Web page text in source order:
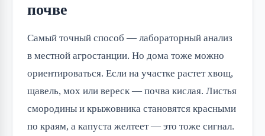
почве
Самый точный способ — лабораторный анализ
в местной агростанции. Но дома тоже можно
ориентироваться. Если на участке растет хвощ,
щавель, мох или вереск — почва кислая. Листья
смородины и крыжовника становятся красными
по краям, а капуста желтеет — это тоже сигнал.